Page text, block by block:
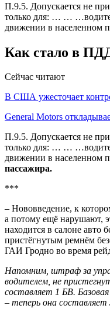
П.9.5. Допускается не
только для: … …
движении в населенном
Как стало в
Сейчас читают
В США ужесточает
General Motors
П.9.5. Допускается не
только для: … …
движении в населенном
пассажира.
***
– Нововведение, к
а потому ещё нарушают,
находится в салоне авто
пристёгнутым ремнём
ГАИ Гродно во время
Напомним, штраф за
водителем, не
составляет 1 БВ. Базовая
– теперь она составляет